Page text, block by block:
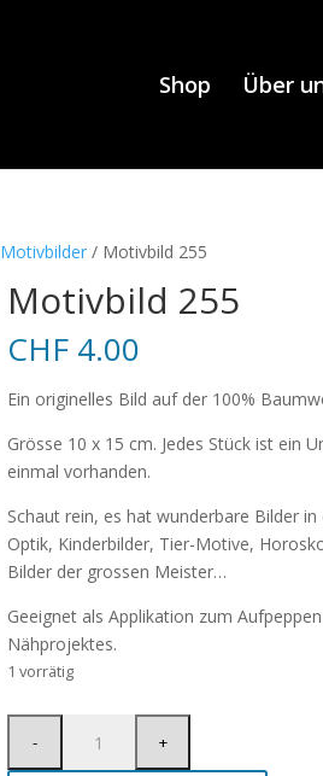
Shop Über
Motivbilder / Motivbild 255
Motivbild 255
CHF 4.00
Ein originelles Bild auf der 100%
Grösse 10 x 15 cm. Jedes Stück ist ein
einmal vorhanden.
Schaut rein, es hat wunderbare Bilder in
Optik, Kinderbilder, Tier-Motive,
Bilder der grossen Meister…
Geeignet als Applikation zum
Nähprojektes.
1 vorrätig